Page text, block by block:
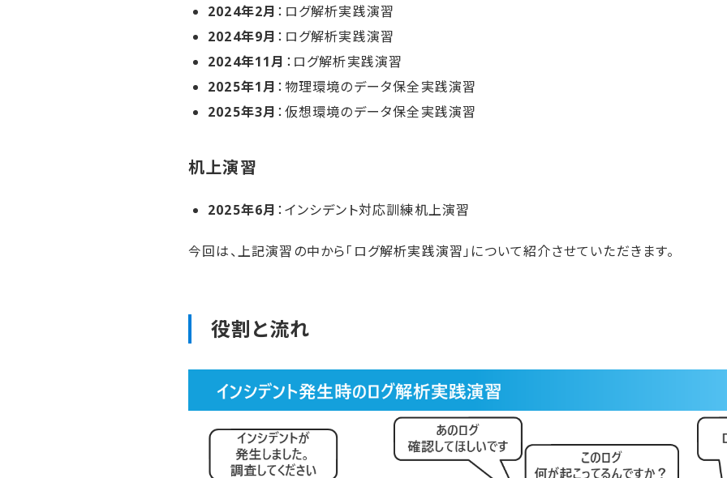
2024年2月 ：ログ解析実践演習
2024年9月 ：ログ解析実践演習
2024年11月 ：ログ解析実践演習
2025年1月 ：物理環境のデータ保全実践演習
2025年3月 ：仮想環境のデータ保全実践演習
机上演習
2025年6月 ：インシデント対応訓練机上演習
今回は、上記演習の中から「ログ解析実践演習」について紹介させていただきます。
役割と​流れ